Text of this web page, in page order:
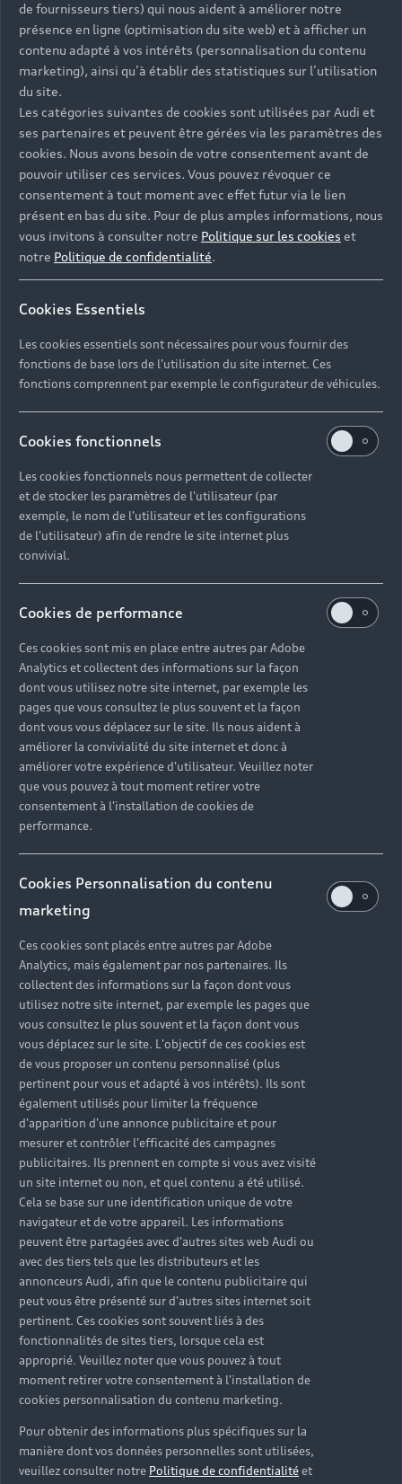
de fournisseurs tiers) qui nous aident à améliorer notre
présence en ligne (optimisation du site web) et à afficher un
contenu adapté à vos intérêts (personnalisation du contenu
marketing), ainsi qu’à établir des statistiques sur l’utilisation
du site.
Les catégories suivantes de cookies sont utilisées par Audi et
ses partenaires et peuvent être gérées via les paramètres des
cookies. Nous avons besoin de votre consentement avant de
pouvoir utiliser ces services. Vous pouvez révoquer ce
consentement à tout moment avec effet futur via le lien
présent en bas du site. Pour de plus amples informations, nous
vous invitons à consulter notre Politique sur les cookies et
notre Politique de confidentialité.
Cookies Essentiels
Les cookies essentiels sont nécessaires pour vous fournir des
fonctions de base lors de l'utilisation du site internet. Ces
fonctions comprennent par exemple le configurateur de véhicules.
Cookies fonctionnels
Les cookies fonctionnels nous permettent de collecter
et de stocker les paramètres de l'utilisateur (par
exemple, le nom de l'utilisateur et les configurations
de l'utilisateur) afin de rendre le site internet plus
convivial.
Cookies de performance
Ces cookies sont mis en place entre autres par Adobe
Analytics et collectent des informations sur la façon
dont vous utilisez notre site internet, par exemple les
pages que vous consultez le plus souvent et la façon
dont vous vous déplacez sur le site. Ils nous aident à
améliorer la convivialité du site internet et donc à
améliorer votre expérience d'utilisateur. Veuillez noter
que vous pouvez à tout moment retirer votre
consentement à l'installation de cookies de
performance.
Cookies Personnalisation du contenu
marketing
Ces cookies sont placés entre autres par Adobe
Analytics, mais également par nos partenaires. Ils
collectent des informations sur la façon dont vous
utilisez notre site internet, par exemple les pages que
vous consultez le plus souvent et la façon dont vous
vous déplacez sur le site. L'objectif de ces cookies est
de vous proposer un contenu personnalisé (plus
pertinent pour vous et adapté à vos intérêts). Ils sont
également utilisés pour limiter la fréquence
d'apparition d'une annonce publicitaire et pour
mesurer et contrôler l'efficacité des campagnes
publicitaires. Ils prennent en compte si vous avez visité
un site internet ou non, et quel contenu a été utilisé.
Cela se base sur une identification unique de votre
navigateur et de votre appareil. Les informations
peuvent être partagées avec d'autres sites web Audi ou
avec des tiers tels que les distributeurs et les
annonceurs Audi, afin que le contenu publicitaire qui
peut vous être présenté sur d'autres sites internet soit
pertinent. Ces cookies sont souvent liés à des
fonctionnalités de sites tiers, lorsque cela est
approprié. Veuillez noter que vous pouvez à tout
moment retirer votre consentement à l'installation de
cookies personnalisation du contenu marketing.
Pour obtenir des informations plus spécifiques sur la
manière dont vos données personnelles sont utilisées,
veuillez consulter notre Politique de confidentialitéet